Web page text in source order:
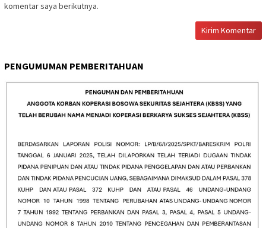
komentar saya berikutnya.
PENGUMUMAN PEMBERITAHUAN